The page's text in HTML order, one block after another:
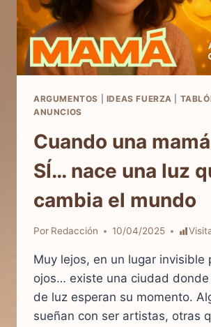
CAMBIARON
EL
MUNDO
ARGUMENTOS IDEAS FUERZA
ANUNCIOS
Cuando una
SÍ… nace una luz
cambia el mundo
Por Redacción 10/04/2025
Muy lejos, en un lugar invisible
ojos… existe una ciudad donde
de luz esperan su momento.
sueñan con ser artistas, otras